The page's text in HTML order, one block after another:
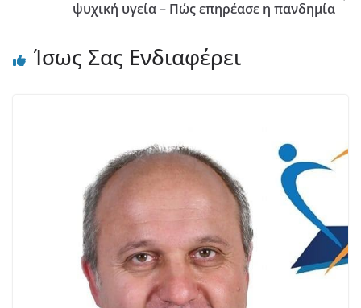
ψυχική υγεία – Πώς επηρέασε η πανδημία
Ίσως Σας Ενδιαφέρει